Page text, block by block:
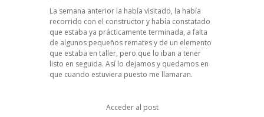
La semana anterior la había visitado, la había
recorrido con el constructor y había constatado
que estaba ya prácticamente terminada, a falta
de algunos pequeños remates y de un elemento
que estaba en taller, pero que lo iban a tener
listo en seguida. Así lo dejamos y quedamos en
que cuando estuviera puesto me llamaran.
Acceder al post